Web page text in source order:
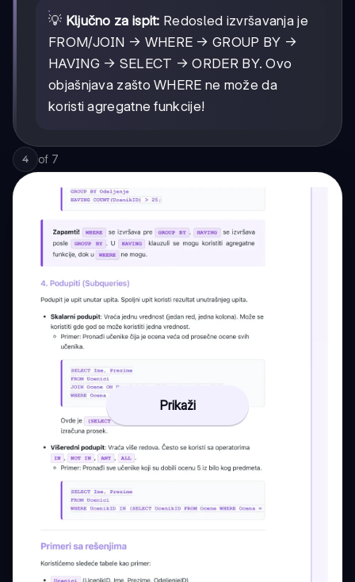
💡 Ključno za ispit: Redosled izvršavanja je
FROM/JOIN → WHERE → GROUP BY →
HAVING → SELECT → ORDER BY. Ovo
objašnjava zašto WHERE ne može da
koristi agregatne funkcije!
4 of 7
Prikaži